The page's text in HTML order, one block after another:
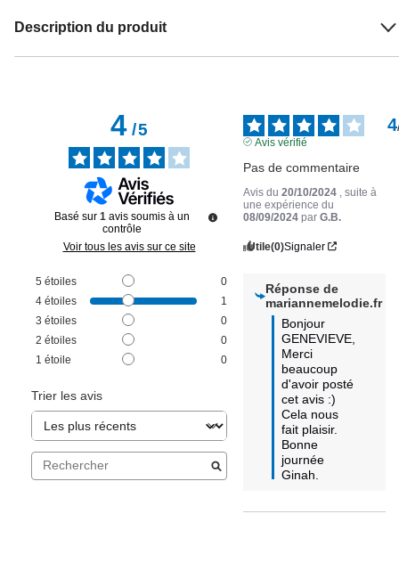
Description du produit
4/5
Basé sur 1 avis soumis à un
contrôle
Voir tous les avis sur ce site
5 étoiles
0
4 étoiles
1
3 étoiles
0
2 étoiles
0
1 étoile 0
Trier les avis
4
Avis vérifié
Pas de commentaire
Avis du20/10/2024
, suite à
une expérience du
08/09/2024 parG.B.
Utile(0)Signaler
Réponse de
mariannemelodie.fr
Bonjour
GENEVIEVE,
Merci
beaucoup
d'avoir posté
cet avis :)
Cela nous
fait plaisir.
Bonne
journée
Ginah.